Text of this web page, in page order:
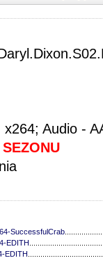
Audio -
SuccessfulCrab
EDITH
EDITH